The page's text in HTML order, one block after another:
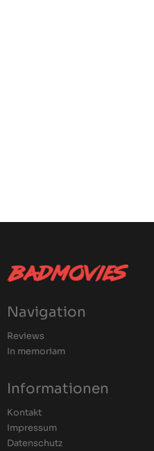
Navigation
Reviews
In memoriam
Informationen
Kontakt
Impressum
Datenschutz